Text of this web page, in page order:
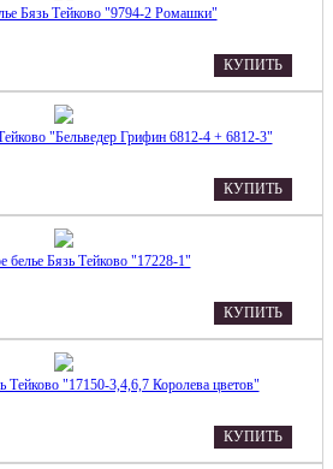
Бязь Тейково "9794-2 Ромашки"
КУПИТЬ
"Бельведер Грифин 6812-4 + 6812-3"
КУПИТЬ
белье Бязь Тейково "17228-1"
КУПИТЬ
Тейково "17150-3,4,6,7 Королева цветов"
КУПИТЬ